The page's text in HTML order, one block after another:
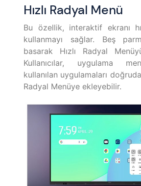
Hızlı Radyal Menü
Bu özellik, interaktif ekranı
kullanmayı sağlar. Beş
basarak Hızlı Radyal
Kullanıcılar, uygulama
kullanılan uygulamaları
Radyal Menüye ekleyebilir.